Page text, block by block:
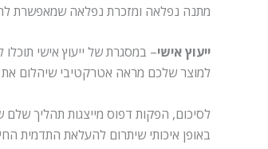
מתנה נפלאה ומזכרת נפלאה שמאפשרת
ייעוץ אישי– במסגרת של ייעוץ אישי
למוצר שלכם מראה אטרקטיבי שיהלום
לסיכום, הפקות דפוס מייצגות תהליך
באופן איכותי שיתרום להעלאת התדמית